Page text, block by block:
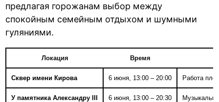
предлагая горожанам выбор между
спокойным семейным отдыхом и шумными
гуляниями.
Локация Время
Сквер имени Кирова 6 июня, 13:00 – 20:00 Работа
У памятника Александру III 6 июня, 13:00 – 20:30